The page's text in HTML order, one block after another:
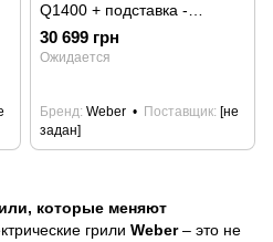
Q1400 + подставка -
52020879
30 699 грн
Ожидается
Бренд Weber Поставщик [не
задан]
которые меняют
грили Weber– это не